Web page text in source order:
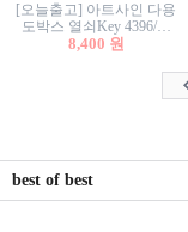
[오늘출고] 아트사인 다용
도박스 열쇠Key 4396/투
표함/건의함/모금함/응모
8,400 원
best of best